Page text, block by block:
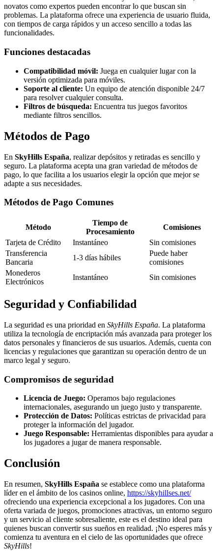
novatos como expertos pueden encontrar lo que buscan sin
problemas. La plataforma ofrece una experiencia de usuario fluida,
con tiempos de carga rápidos y un acceso sencillo a todas las
funcionalidades.
Funciones destacadas
Compatibilidad móvil: Juega en cualquier lugar con la
versión optimizada para móviles.
Soporte al cliente: Un equipo de atención disponible 24/7
para resolver cualquier consulta.
Filtros de búsqueda: Encuentra tus juegos favoritos
mediante filtros sencillos.
Métodos de Pago
En SkyHills España, realizar depósitos y retiradas es sencillo y
seguro. La plataforma acepta una gran variedad de métodos de
pago, lo que facilita a los usuarios elegir la opción que mejor se
adapte a sus necesidades.
Métodos de Pago Comunes
Método
Tiempo de
Procesamiento
Comisiones
Tarjeta de Crédito
Instantáneo
Sin comisiones
Transferencia
Bancaria
1-3 días hábiles
Puede haber
comisiones
Monederos
Electrónicos
Instantáneo Sin comisiones
Seguridad y Confiabilidad
La seguridad es una prioridad en SkyHills España. La plataforma
utiliza la tecnología de encriptación más avanzada para proteger los
datos personales y financieros de sus usuarios. Además, cuenta con
licencias y regulaciones que garantizan su operación dentro de un
marco legal y seguro.
Compromisos de seguridad
Licencia de Juego: Operamos bajo regulaciones
internacionales, asegurando un juego justo y transparente.
Protección de Datos: Políticas estrictas de privacidad para
proteger la información del jugador.
Juego Responsable: Herramientas disponibles para ayudar a
los jugadores a jugar de manera responsable.
Conclusión
En resumen, SkyHills España se establece como una plataforma
líder en el ámbito de los casinos online, https://skyhillses.net/
ofreciendo una experiencia excepcional a los jugadores. Con una
oferta variada de juegos, promociones atractivas, un entorno seguro
y un servicio al cliente sobresaliente, este es el destino ideal para
quienes buscan convertir sus sueños en realidad. ¡No esperes más y
comienza tu aventura en el cielo de las oportunidades que ofrece
SkyHills!